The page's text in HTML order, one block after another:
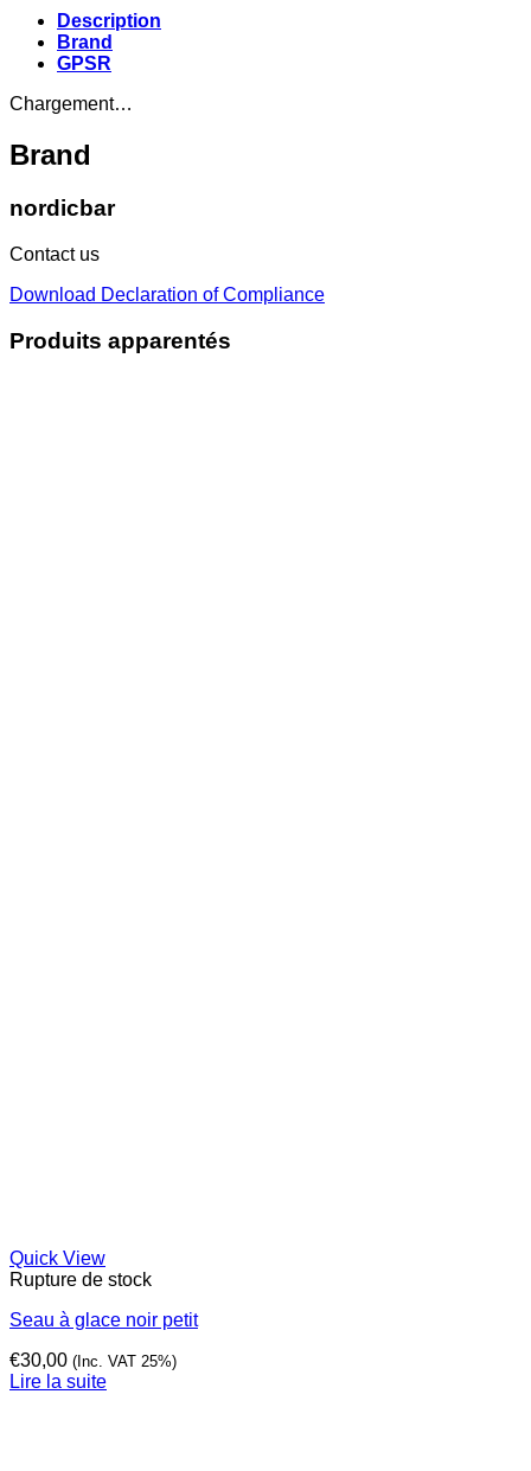
Description
Brand
GPSR
Chargement…
Brand
nordicbar
Contact us
Download Declaration of Compliance
Produits apparentés
Quick View
Rupture de stock
Seau à glace noir petit
€30,00 (Inc. VAT 25%)
Lire la suite